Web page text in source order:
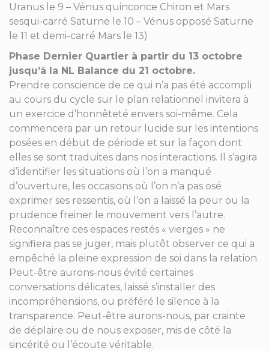
Uranus le 9 – Vénus quinconce Chiron et Mars
sesqui-carré Saturne le 10 – Vénus opposé Saturne
le 11 et demi-carré Mars le 13)
Phase Dernier Quartier à partir du 13 octobre
jusqu’à la NL Balance du 21 octobre.
Prendre conscience de ce qui n’a pas été accompli
au cours du cycle sur le plan relationnel invitera à
un exercice d’honnêteté envers soi-même. Cela
commencera par un retour lucide sur les intentions
posées en début de période et sur la façon dont
elles se sont traduites dans nos interactions. Il s’agira
d’identifier les situations où l’on a manqué
d’ouverture, les occasions où l’on n’a pas osé
exprimer ses ressentis, où l’on a laissé la peur ou la
prudence freiner le mouvement vers l’autre.
Reconnaître ces espaces restés « vierges » ne
signifiera pas se juger, mais plutôt observer ce qui a
empêché la pleine expression de soi dans la relation.
Peut-être aurons-nous évité certaines
conversations délicates, laissé s’installer des
incompréhensions, ou préféré le silence à la
transparence. Peut-être aurons-nous, par crainte
de déplaire ou de nous exposer, mis de côté la
sincérité ou l’écoute véritable.